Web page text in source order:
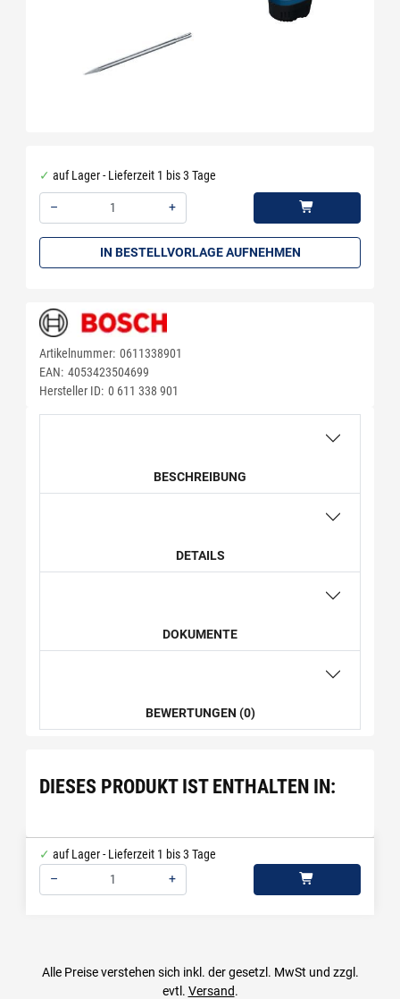
auf Lager - Lieferzeit 1 bis 3 Tage
–
+
IN BESTELLVORLAGE AUFNEHMEN
Artikelnummer: 0611338901
EAN: 4053423504699
Hersteller ID: 0 611 338 901
BESCHREIBUNG
DETAILS
DOKUMENTE
BEWERTUNGEN (0)
DIESES PRODUKT IST ENTHALTEN IN:
auf Lager - Lieferzeit 1 bis 3 Tage
–
+
Alle Preise verstehen sich inkl. der gesetzl. MwSt und zzgl.
evtl. Versand.